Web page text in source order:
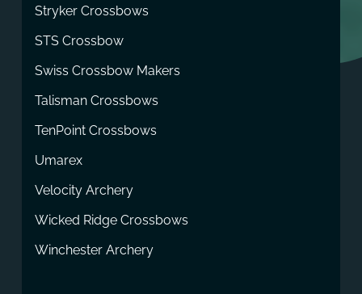
Stryker Crossbows
STS Crossbow
Swiss Crossbow Makers
Talisman Crossbows
TenPoint Crossbows
Umarex
Velocity Archery
Wicked Ridge Crossbows
Winchester Archery